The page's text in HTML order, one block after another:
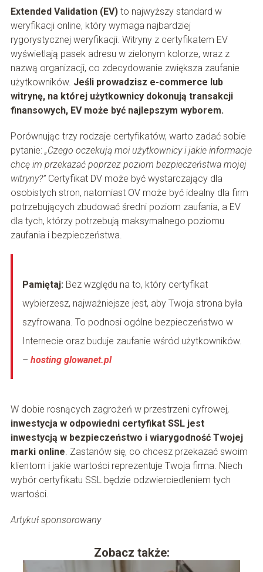
Extended Validation (EV)to najwyższy standard w
weryfikacji online, który wymaga najbardziej
rygorystycznej weryfikacji. Witryny z certyfikatem EV
wyświetlają pasek adresu w zielonym kolorze, wraz z
nazwą organizacji, co zdecydowanie zwiększa zaufanie
użytkowników. Jeśli prowadzisz e-commerce lub
witrynę, na której użytkownicy dokonują transakcji
finansowych, EV może być najlepszym wyborem.
Porównując trzy rodzaje certyfikatów, warto zadać sobie
pytanie: „Czego oczekują moi użytkownicy i jakie informacje
chcę im przekazać poprzez poziom bezpieczeństwa mojej
witryny?”Certyfikat DV może być wystarczający dla
osobistych stron, natomiast OV może być idealny dla firm
potrzebujących zbudować średni poziom zaufania, a EV
dla tych, którzy potrzebują maksymalnego poziomu
zaufania i bezpieczeństwa.
Pamiętaj: Bez względu na to, który certyfikat
wybierzesz, najważniejsze jest, aby Twoja strona była
szyfrowana. To podnosi ogólne bezpieczeństwo w
Internecie oraz buduje zaufanie wśród użytkowników.
– hosting glowanet.pl
W dobie rosnących zagrożeń w przestrzeni cyfrowej,
inwestycja w odpowiedni certyfikat SSL jest
inwestycją w bezpieczeństwo i wiarygodność Twojej
marki online . Zastanów się, co chcesz przekazać swoim
klientom i jakie wartości reprezentuje Twoja firma. Niech
wybór certyfikatu SSL będzie odzwierciedleniem tych
wartości.
Artykuł sponsorowany
Zobacz także: